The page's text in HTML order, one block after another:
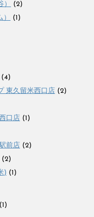
(2)
(1)
(4)
東久留米西口店 (2)
口店 (1)
前店 (2)
(2)
) (1)
(1)